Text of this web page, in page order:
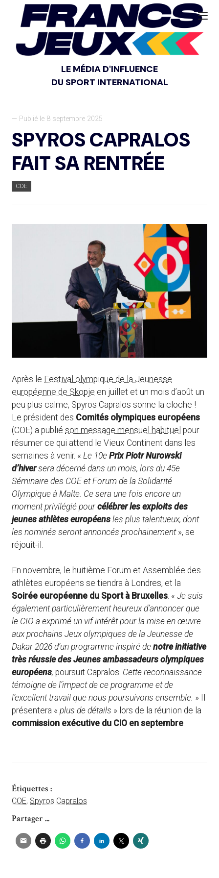
LE MÉDIA D'INFLUENCE
DU SPORT INTERNATIONAL
— Publié le 8 septembre 2025
SPYROS CAPRALOS
FAIT SA RENTRÉE
COE
Après le Festival olympique de la Jeunesse
européenne de Skopje en juillet et un mois d’août un
peu plus calme, Spyros Capralos sonne la cloche !
Le président des Comités olympiques européens
(COE) a publié son message mensuel habituel pour
résumer ce qui attend le Vieux Continent dans les
semaines à venir. « Le 10e Prix Piotr Nurowski
d’hiversera décerné dans un mois, lors du 45e
Séminaire des COE et Forum de la Solidarité
Olympique à Malte. Ce sera une fois encore un
moment privilégié pourcélébrer les exploits des
jeunes athlètes européens les plus talentueux, dont
les nominés seront annoncés prochainement», se
réjouit-il.
En novembre, le huitième Forum et Assemblée des
athlètes européens se tiendra à Londres, et la
Soirée européenne du Sport à Bruxelles . « Je suis
également particulièrement heureux d’annoncer que
le CIO a exprimé un vif intérêt pour la mise en œuvre
aux prochains Jeux olympiques de la Jeunesse de
Dakar 2026 d’un programme inspiré de notre initiative
très réussie des Jeunes ambassadeurs olympiques
européens, poursuit Capralos. Cette reconnaissance
témoigne de l’impact de ce programme et de
l’excellent travail que nous poursuivons ensemble. » Il
présentera « plus de détails » lors de la réunion de la
commission exécutive du CIO en septembre
Étiquettes :
COE, Spyros Capralos
Partager ...